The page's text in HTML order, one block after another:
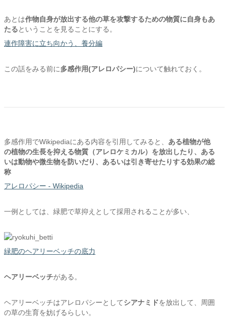
あとは作物自身が放出する他の草を攻撃するための物質に自身もあ
たるということを見ることにする。
連作障害に立ち向かう、養分編
この話をみる前に多感作用(アレロパシー)について触れておく。
多感作用でWikipediaにある内容を引用してみると、 ある植物が他
の植物の生長を抑える物質（アレロケミカル）を放出したり、ある
いは動物や微生物を防いだり、あるいは引き寄せたりする効果の総
称
アレロパシー - Wikipedia
一例としては、緑肥で草抑えとして採用されることが多い、
緑肥のヘアリーベッチの底力
ヘアリーベッチがある。
ヘアリーベッチはアレロパシーとしてシアナミドを放出して、周囲
の草の生育を妨げるらしい。